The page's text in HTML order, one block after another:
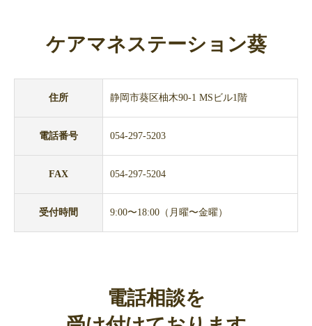
ケアマネステーション葵
住所 静岡市葵区柚木90-1 MSビル1階
電話番号 054-297-5203
FAX 054-297-5204
受付時間 9:00〜18:00（月曜〜金曜）
電話相談を